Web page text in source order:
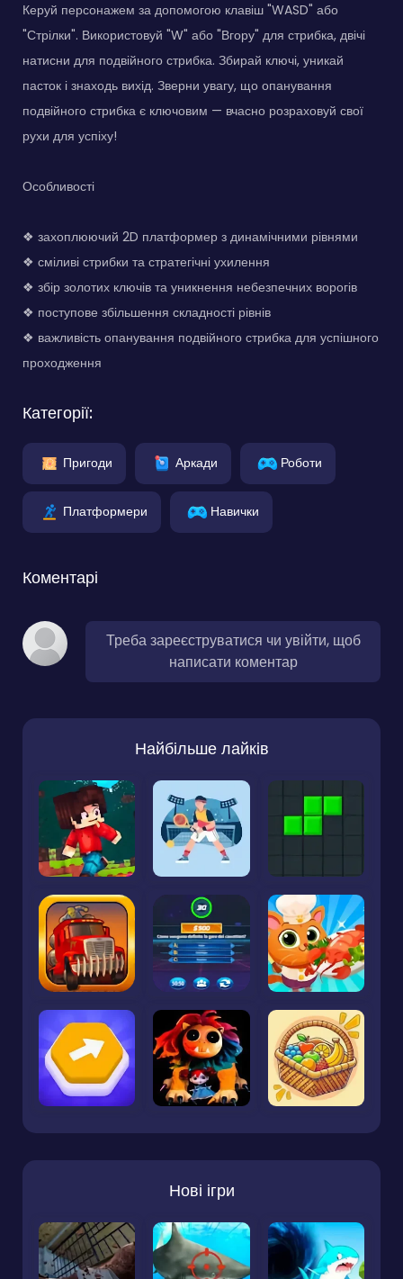
Керуй персонажем за допомогою клавіш "WASD" або
"Стрілки". Використовуй "W" або "Вгору" для стрибка, двічі
натисни для подвійного стрибка. Збирай ключі, уникай
пасток і знаходь вихід. Зверни увагу, що опанування
подвійного стрибка є ключовим — вчасно розраховуй свої
рухи для успіху!
Особливості
❖ захоплюючий 2D платформер з динамічними рівнями
❖ сміливі стрибки та стратегічні ухилення
❖ збір золотих ключів та уникнення небезпечних ворогів
❖ поступове збільшення складності рівнів
❖ важливість опанування подвійного стрибка для успішного
проходження
Категорії:
Пригоди Аркади Роботи
Платформери Навички
Коментарі
Треба зареєструватися чи увійти, щоб
написати коментар
Найбільше лайків
Нові ігри